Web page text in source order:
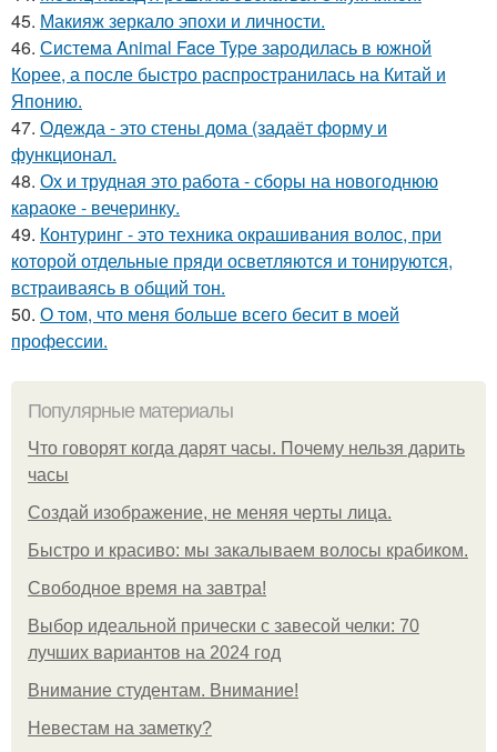
45. Макияж зеркало эпохи и личности.
46. Система Animal Face Type зародилась в южной
Корее, а после быстро распространилась на Китай и
Японию.
47. Одежда - это стены дома (задаёт форму и
функционал.
48. Ох и трудная это работа - сборы на новогоднюю
караоке - вечеринку.
49. Контуринг - это техника окрашивания волос, при
которой отдельные пряди осветляются и тонируются,
встраиваясь в общий тон.
50. О том, что меня больше всего бесит в моей
профессии.
Популярные материалы
Что говорят когда дарят часы. Почему нельзя дарить
часы
Создай изображение, не меняя черты лица.
Быстро и красиво: мы закалываем волосы крабиком.
Свободное время на завтра!
Выбор идеальной прически с завесой челки: 70
лучших вариантов на 2024 год
Внимание студентам. Внимание!
Невестам на заметку?